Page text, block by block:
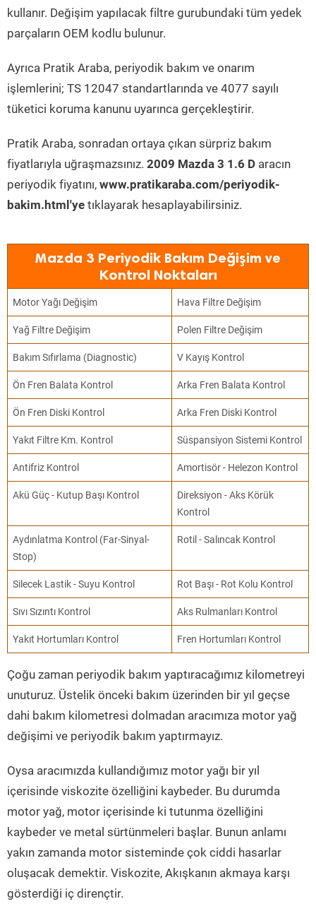
kullanır. Değişim yapılacak filtre gurubundaki tüm yedek
parçaların OEM kodlu bulunur.
Ayrıca Pratik Araba, periyodik bakım ve onarım
işlemlerini; TS 12047 standartlarında ve 4077 sayılı
tüketici koruma kanunu uyarınca gerçekleştirir.
Pratik Araba, sonradan ortaya çıkan sürpriz bakım
fiyatlarıyla uğraşmazsınız. 2009 Mazda 3 1.6 D aracın
periyodik fiyatını, www.pratikaraba.com/periyodik-
bakim.html'ye tıklayarak hesaplayabilirsiniz.
Mazda 3 Periyodik Bakım Değişim ve
Kontrol Noktaları
Motor Yağı Değişim Hava Filtre Değişim
Yağ Filtre Değişim Polen Filtre Değişim
Bakım Sıfırlama (Diagnostic) V Kayış Kontrol
Ön Fren Balata Kontrol Arka Fren Balata Kontrol
Ön Fren Diski Kontrol Arka Fren Diski Kontrol
Yakıt Filtre Km. Kontrol Süspansiyon Sistemi Kontrol
Antifriz Kontrol Amortisör - Helezon Kontrol
Akü Güç - Kutup Başı Kontrol
Direksiyon - Aks Körük
Kontrol
Aydınlatma Kontrol (Far-Sinyal-
Stop)
Rotil - Salıncak Kontrol
Silecek Lastik - Suyu Kontrol Rot Başı - Rot Kolu Kontrol
Sıvı Sızıntı Kontrol Aks Rulmanları Kontrol
Yakıt Hortumları Kontrol Fren Hortumları Kontrol
Çoğu zaman periyodik bakım yaptıracağımız kilometreyi
unuturuz. Üstelik önceki bakım üzerinden bir yıl geçse
dahi bakım kilometresi dolmadan aracımıza motor yağ
değişimi ve periyodik bakım yaptırmayız.
Oysa aracımızda kullandığımız motor yağı bir yıl
içerisinde viskozite özelliğini kaybeder. Bu durumda
motor yağ, motor içerisinde ki tutunma özelliğini
kaybeder ve metal sürtünmeleri başlar. Bunun anlamı
yakın zamanda motor sisteminde çok ciddi hasarlar
oluşacak demektir. Viskozite, Akışkanın akmaya karşı
gösterdiği iç dirençtir.